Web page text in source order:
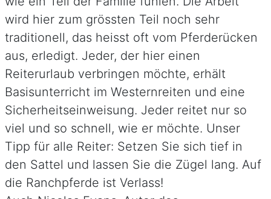
wird hier zum grössten Teil noch sehr
traditionell, das heisst oft vom Pferderücken
aus, erledigt. Jeder, der hier einen
Reiterurlaub verbringen möchte, erhält
Basisunterricht im Westernreiten und eine
Sicherheitseinweisung. Jeder reitet nur so
viel und so schnell, wie er möchte. Unser
Tipp für alle Reiter: Setzen Sie sich tief in
den Sattel und lassen Sie die Zügel lang. Auf
die Ranchpferde ist Verlass!